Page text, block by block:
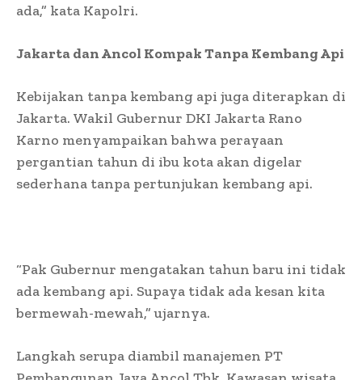
ada,” kata Kapolri.
Jakarta dan Ancol Kompak Tanpa Kembang Api
Kebijakan tanpa kembang api juga diterapkan di
Jakarta. Wakil Gubernur DKI Jakarta Rano
Karno menyampaikan bahwa perayaan
pergantian tahun di ibu kota akan digelar
sederhana tanpa pertunjukan kembang api.
“Pak Gubernur mengatakan tahun baru ini tidak
ada kembang api. Supaya tidak ada kesan kita
bermewah-mewah,” ujarnya.
Langkah serupa diambil manajemen PT